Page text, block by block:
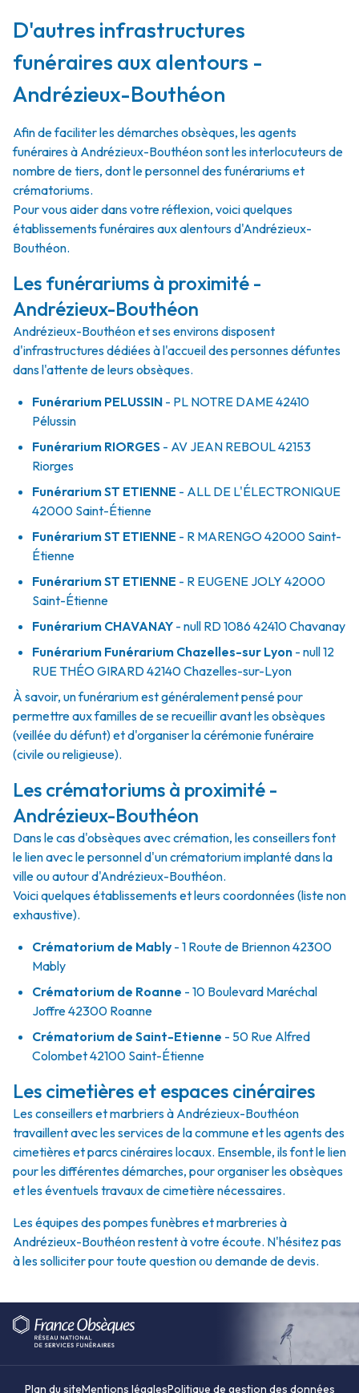
D'autres infrastructures
funéraires aux alentours -
Andrézieux-Bouthéon
Afin de faciliter les démarches obsèques, les agents
funéraires à Andrézieux-Bouthéon sont les interlocuteurs de
nombre de tiers, dont le personnel des funérariums et
crématoriums.
Pour vous aider dans votre réflexion, voici quelques
établissements funéraires aux alentours d'Andrézieux-
Bouthéon.
Les funérariums à proximité -
Andrézieux-Bouthéon
Andrézieux-Bouthéon et ses environs disposent
d'infrastructures dédiées à l'accueil des personnes défuntes
dans l'attente de leurs obsèques.
Funérarium PELUSSIN - PL NOTRE DAME42410
Pélussin
Funérarium RIORGES - AV JEAN REBOUL42153
Riorges
FunérariumST ETIENNE - ALL DE L'ÉLECTRONIQUE
42000 Saint-Étienne
FunérariumST ETIENNE - R MARENGO42000 Saint-
Étienne
FunérariumST ETIENNE - R EUGENE JOLY 42000
Saint-Étienne
Funérarium CHAVANAY - null RD 1086 42410Chavanay
Funérarium Funérarium Chazelles-sur Lyon - null12
RUE THÉO GIRARD42140Chazelles-sur-Lyon
À savoir, un funérarium est généralement pensé pour
permettre aux familles de se recueillir avant les obsèques
(veillée du défunt) et d'organiser la cérémonie funéraire
(civile ou religieuse).
Les crématoriums à proximité -
Andrézieux-Bouthéon
Dans le cas d'obsèques avec crémation, les conseillers font
le lien avec le personnel d'un crématorium implanté dans la
ville ou autour d'Andrézieux-Bouthéon.
Voici quelques établissements et leurs coordonnées (liste non
exhaustive).
Crématorium de Mably - 1 Route de Briennon 42300
Mably
Crématorium de Roanne - 10 Boulevard Maréchal
Joffre 42300 Roanne
Crématorium de Saint-Etienne - 50 Rue Alfred
Colombet 42100 Saint-Étienne
Les cimetières et espaces cinéraires
Les conseillers et marbriers à Andrézieux-Bouthéon
travaillent avec les services de la commune et les agents des
cimetières et parcs cinéraires locaux. Ensemble, ils font le lien
pour les différentes démarches, pour organiser les obsèques
et les éventuels travaux de cimetière nécessaires.
Les équipes des pompes funèbres et marbreries à
Andrézieux-Bouthéon restent à votre écoute. N'hésitez pas
à les solliciter pour toute question ou demande de devis.
Plan du siteMentions légalesPolitique de gestion des données